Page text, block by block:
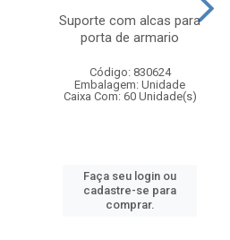
Suporte com alcas para
porta de armario
Código: 830624
Embalagem: Unidade
Caixa Com: 60 Unidade(s)
Faça seu login ou
cadastre-se para
comprar.